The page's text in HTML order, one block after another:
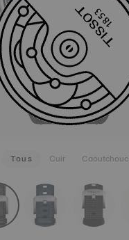
Tous Cuir Caoutchouc